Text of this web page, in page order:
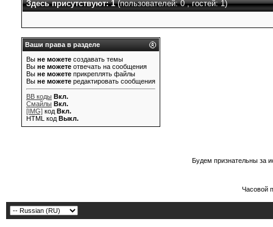
Здесь присутствуют: 1(пользователей: 0 , гостей: 1)
Ваши права в разделе
Вы не можете создавать темы
Вы не можете отвечать на сообщения
Вы не можете прикреплять файлы
Вы не можете редактировать сообщения
BB коды Вкл.
Смайлы Вкл.
[IMG] код Вкл.
HTML код Выкл.
Будем признательны за
Часовой